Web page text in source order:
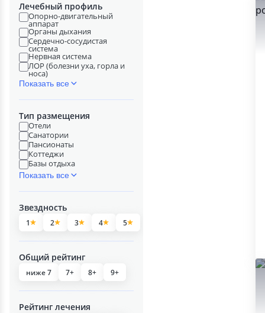
Лечебный профиль
Опорно-двигательный
аппарат
Органы дыхания
Сердечно-сосудистая
система
Нервная система
ЛОР (болезни уха, горла и
носа)
Показать все
Тип размещения
Отели
Санатории
Пансионаты
Коттеджи
Базы отдыха
Показать все
Звездность
1 2 3 4 5
Общий рейтинг
ниже 7 7+ 8+ 9+
Рейтинг лечения